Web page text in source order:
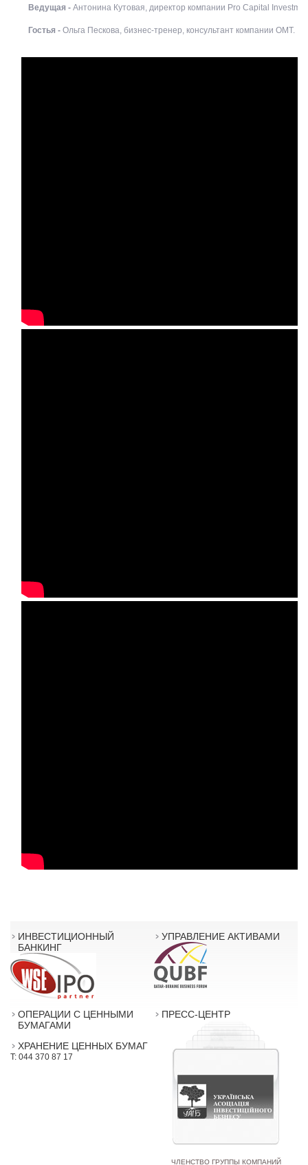
Ведущая - Антонина Кутовая, директор компании Pro Capital
Гостья - Ольга Пескова, бизнес-тренер, консультант компании ОМТ.
ИНВЕСТИЦИОННЫЙ
БАНКИНГ
УПРАВЛЕНИЕ АКТИВАМИ
ОПЕРАЦИИ С ЦЕННЫМИ
БУМАГАМИ
ХРАНЕНИЕ ЦЕННЫХ БУМАГ
T: 044 370 87 17
ПРЕСС-ЦЕНТР
ЧЛЕНСТВО ГРУППЫ КОМПАНИЙ